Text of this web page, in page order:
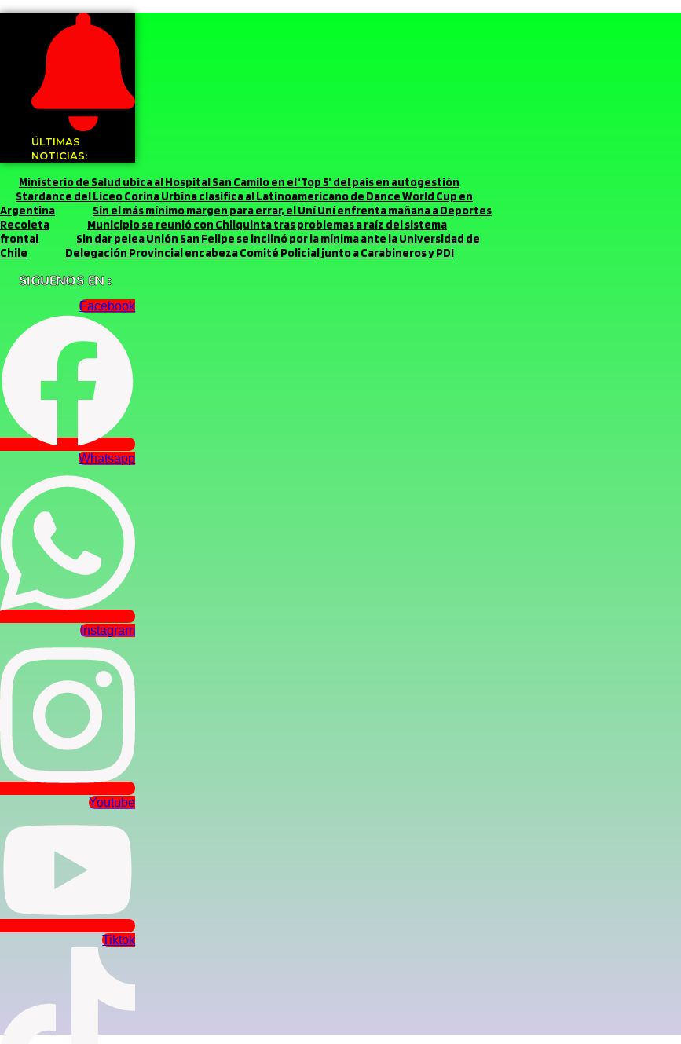
ÚLTIMAS
NOTICIAS:
Ministerio de Salud ubica al Hospital San Camilo en el ‘Top 5’ del país en autogestión
Stardance del Liceo Corina Urbina clasifica al Latinoamericano de Dance World Cup en
Argentina
Sin el más mínimo margen para errar, el Uní Uní enfrenta mañana a Deportes
Recoleta
Municipio se reunió con Chilquinta tras problemas a raíz del sistema
frontal
Sin dar pelea Unión San Felipe se inclinó por la mínima ante la Universidad de
Chile
Delegación Provincial encabeza Comité Policial junto a Carabineros y PDI
SIGUENOS EN :
Facebook
Whatsapp
Instagram
Youtube
Tiktok